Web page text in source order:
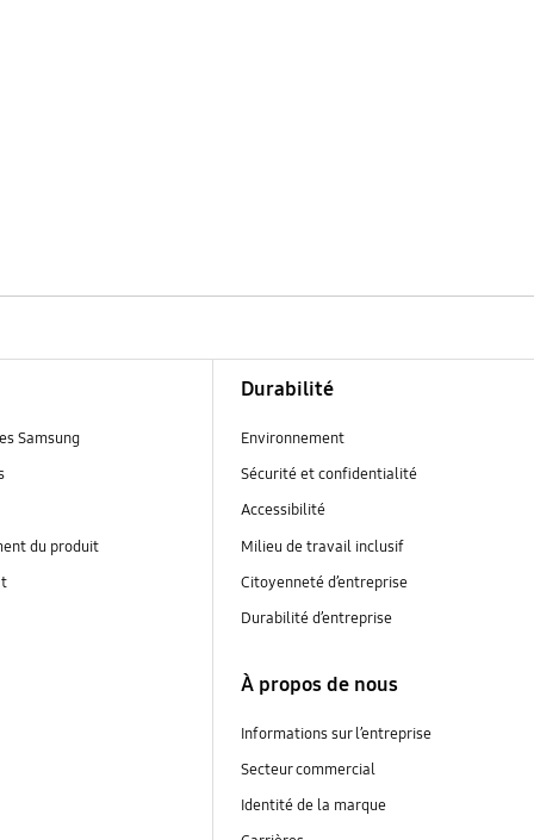
Samsung
du produit
Durabilité
Environnement
Sécurité et confidentialité
Accessibilité
Milieu de travail inclusif
Citoyenneté d’entreprise
Durabilité d’entreprise
À propos de nous
Informations sur l’entreprise
Secteur commercial
Identité de la marque